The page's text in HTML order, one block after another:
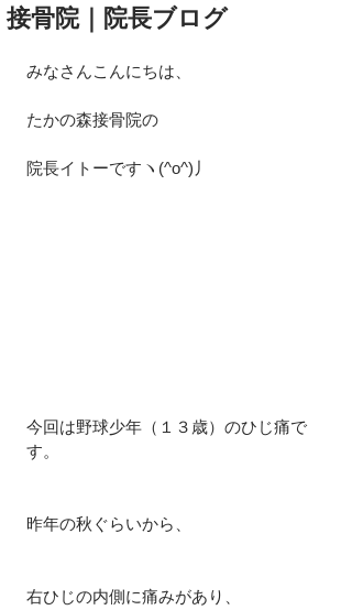
接骨院｜院長ブログ
みなさんこんにちは、
たかの森接骨院の
院長イトーですヽ(^o^)丿
今回は野球少年（１３歳）のひじ痛で
す。
昨年の秋ぐらいから、
右ひじの内側に痛みがあり、